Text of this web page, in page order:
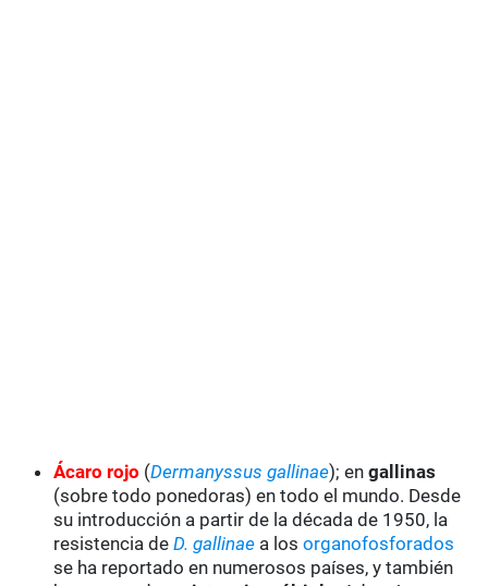
Ácaro rojo (Dermanyssus gallinae); engallinas
(sobre todo ponedoras) en todo el mundo. Desde
su introducción a partir de la década de 1950, la
resistencia deD. gallinae a losorganofosforados
se ha reportado en numerosos países, y también